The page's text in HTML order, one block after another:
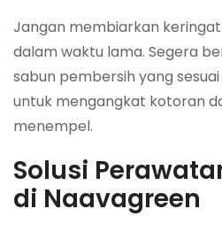
Jangan membiarkan
dalam waktu lama. Segera
sabun pembersih yang
untuk mengangkat kotoran
menempel.
Solusi
di Naavagreen